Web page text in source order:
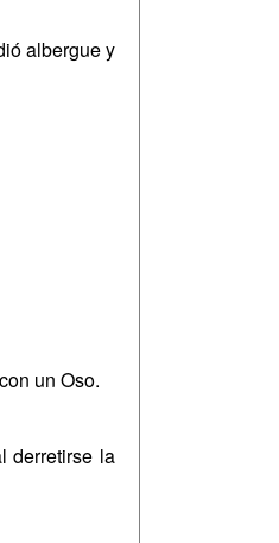
albergue y
un Oso.
derretirse la